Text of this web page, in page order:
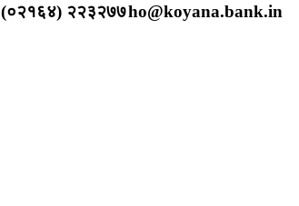
ho@koyana.bank.in
(०२१६४) २२३२७७